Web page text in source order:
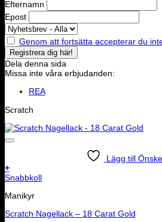
Efternamn
Epost
Genom att fortsätta accepterar du
Dela denna sida
Missa inte våra erbjudanden:
REA
Scratch
Lägg till
+
Snabbkoll
Manikyr
Scratch Nagellack – 18 Carat Gold